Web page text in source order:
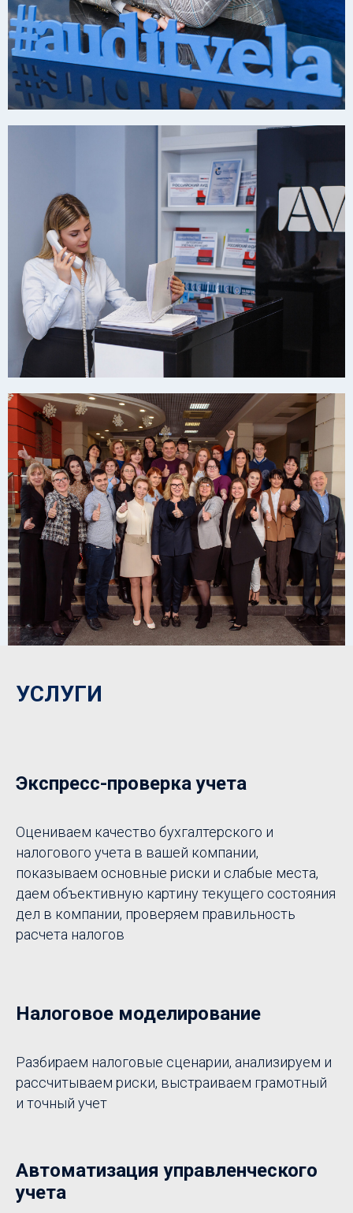
УСЛУГИ
Экспресс-проверка учета
Оцениваем качество бухгалтерского и
налогового учета в вашей компании,
показываем основные риски и слабые места,
даем объективную картину текущего состояния
дел в компании, проверяем правильность
расчета налогов
Налоговое моделирование
Разбираем налоговые сценарии, анализируем и
рассчитываем риски, выстраиваем грамотный
и точный учет
Автоматизация управленческого
учета